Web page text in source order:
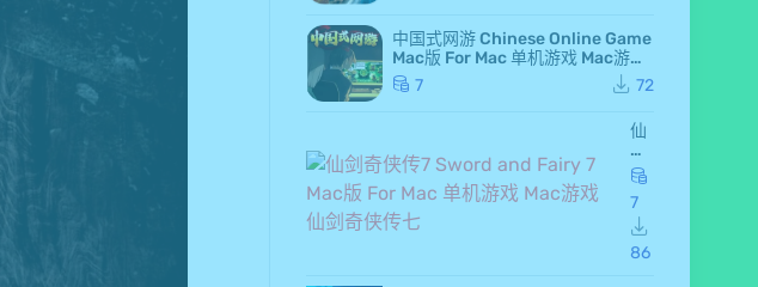
中国式网游 Chinese Online Game
Mac版 For Mac 单机游戏 Mac游戏
MMOSimulator
7 72
仙
剑
奇
侠
传
7 S
wo
rd
7
86